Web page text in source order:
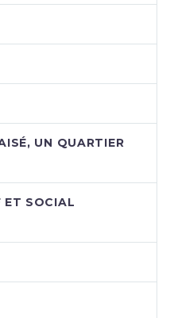
UN QUARTIER
ET SOCIAL